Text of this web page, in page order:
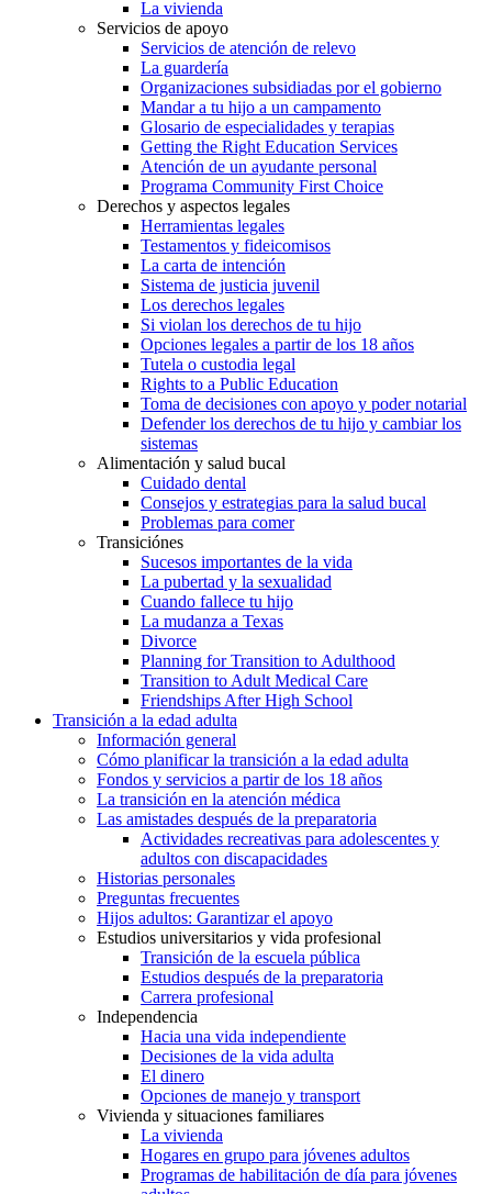
La vivienda
Servicios de apoyo
Servicios de atención de relevo
La guardería
Organizaciones subsidiadas por el gobierno
Mandar a tu hijo a un campamento
Glosario de especialidades y terapias
Getting the Right Education Services
Atención de un ayudante personal
Programa Community First Choice
Derechos y aspectos legales
Herramientas legales
Testamentos y fideicomisos
La carta de intención
Sistema de justicia juvenil
Los derechos legales
Si violan los derechos de tu hijo
Opciones legales a partir de los 18 años
Tutela o custodia legal
Rights to a Public Education
Toma de decisiones con apoyo y poder notarial
Defender los derechos de tu hijo y cambiar los
sistemas
Alimentación y salud bucal
Cuidado dental
Consejos y estrategias para la salud bucal
Problemas para comer
Transiciónes
Sucesos importantes de la vida
La pubertad y la sexualidad
Cuando fallece tu hijo
La mudanza a Texas
Divorce
Planning for Transition to Adulthood
Transition to Adult Medical Care
Friendships After High School
Transición a la edad adulta
Información general
Cómo planificar la transición a la edad adulta
Fondos y servicios a partir de los 18 años
La transición en la atención médica
Las amistades después de la preparatoria
Actividades recreativas para adolescentes y
adultos con discapacidades
Historias personales
Preguntas frecuentes
Hijos adultos: Garantizar el apoyo
Estudios universitarios y vida profesional
Transición de la escuela pública
Estudios después de la preparatoria
Carrera profesional
Independencia
Hacia una vida independiente
Decisiones de la vida adulta
El dinero
Opciones de manejo y transport
Vivienda y situaciones familiares
La vivienda
Hogares en grupo para jóvenes adultos
Programas de habilitación de día para jóvenes